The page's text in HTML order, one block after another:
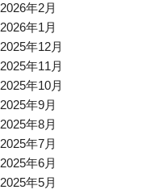
2026年2月
2026年1月
2025年12月
2025年11月
2025年10月
2025年9月
2025年8月
2025年7月
2025年6月
2025年5月